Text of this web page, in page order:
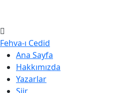
Fehva-ı Cedid
Ana Sayfa
Hakkımızda
Yazarlar